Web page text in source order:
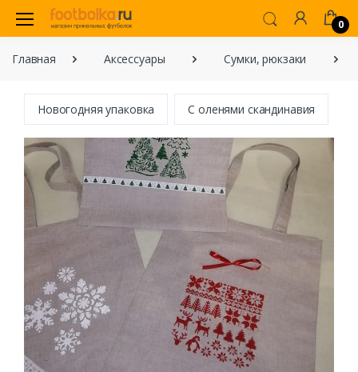
0
Главная Аксессуары Сумки, рюкзаки
Новогодняя упаковка С оленями скандинавия